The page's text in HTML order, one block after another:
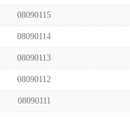
08090115
08090114
08090113
08090112
08090111